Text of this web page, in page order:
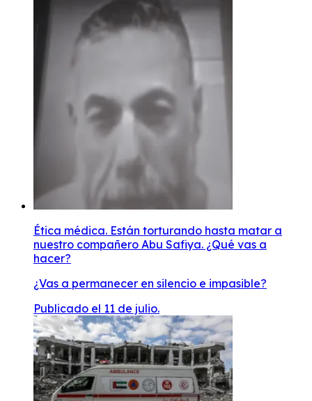
Ética médica. Están torturando hasta matar a
nuestro compañero Abu Safiya. ¿Qué vas a
hacer?
¿Vas a permanecer en silencio e impasible?
Publicado el 11 de julio.